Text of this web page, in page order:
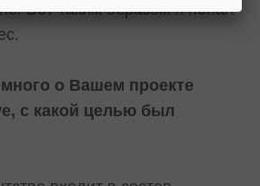
Вот таким образом я попал
о Вашем проекте
с какой целью был